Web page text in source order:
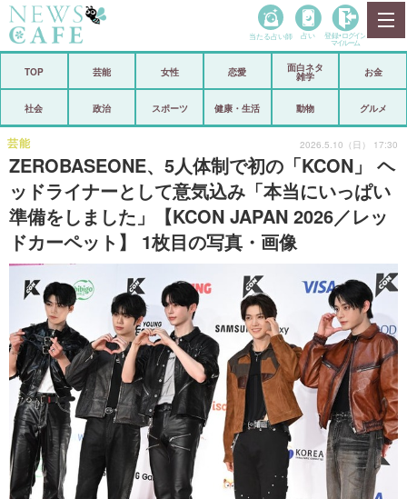
政治
芸能 スポーツ
恋愛 ビックリ
コメントポスト アリ／ナシ
リリース ショップ
登録・ログイン/マイルーム
当たる占い師 占い 登録• ログイン
マイルーム
TOP 芸能 女性 恋愛
面白ネタ
雑学
お金
社会 政治 スポーツ 健康・生活 動物 グルメ
ZEROBASEONE、5人体制で初の「KCON」 ヘ
ッドライナーとして意気込み「本当にいっぱい
準備をしました」【KCON JAPAN 2026／レッ
ドカーペット】 1枚目の写真・画像
芸能 2026.5.10（日） 17:30